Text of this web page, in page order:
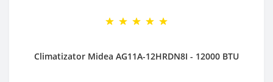
Climatizator Midea AG11A-12HRDN8I - 12000 BTU